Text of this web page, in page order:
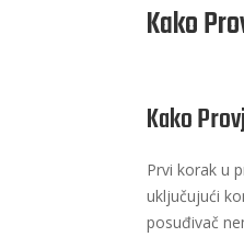
Kako
Kako
Prvi korak u
uključujući
posuđivač